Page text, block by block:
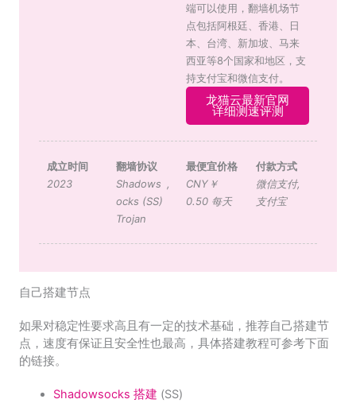
端可以使用，翻墙机场节
点包括阿根廷、香港、日
本、台湾、新加坡、马来
西亚等8个国家和地区，支
持支付宝和微信支付。
龙猫云最新官网
详细测速评测
成立时间
2023
翻墙协议
Shadows
ocks (SS)
,
Trojan
最便宜价格
CNY￥
0.50 每天
付款方式
微信支付,
支付宝
自己搭建节点
如果对稳定性要求高且有一定的技术基础，推荐自己搭建节
点，速度有保证且安全性也最高，具体搭建教程可参考下面
的链接。
Shadowsocks 搭建 (SS)